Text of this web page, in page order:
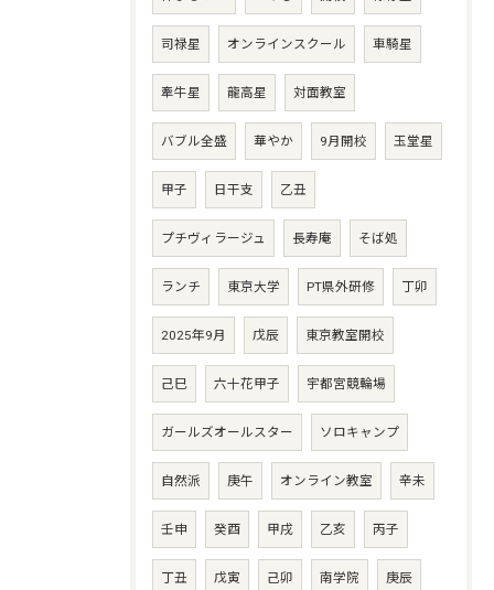
司禄星 オンラインスクール 車騎星
牽牛星 龍高星 対面教室
バブル全盛 華やか 9月開校 玉堂星
甲子 日干支 乙丑
プチヴィラージュ 長寿庵 そば処
ランチ 東京大学 PT県外研修 丁卯
2025年9月 戊辰 東京教室開校
己巳 六十花甲子 宇都宮競輪場
ガールズオールスター ソロキャンプ
自然派 庚午 オンライン教室 辛未
壬申 癸酉 甲戌 乙亥 丙子
丁丑 戊寅 己卯 南学院 庚辰